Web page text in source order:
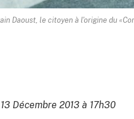
Daoust, le citoyen à l'origine du
Décembre 2013 à 17h30